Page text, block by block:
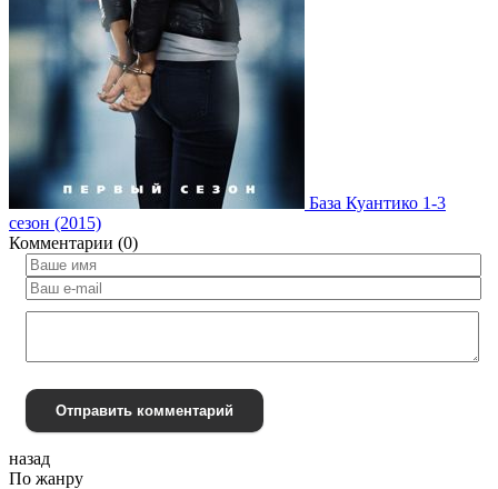
База Куантико 1-3
сезон (2015)
Комментарии (0)
Отправить комментарий
назад
По жанру